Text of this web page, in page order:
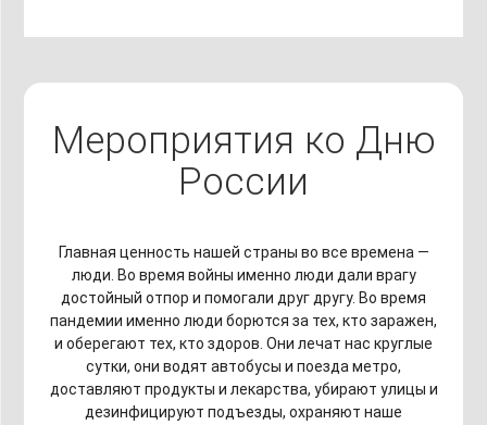
Мероприятия ко Дню
России
Главная ценность нашей страны во все времена —
люди. Во время войны именно люди дали врагу
достойный отпор и помогали друг другу. Во время
пандемии именно люди борются за тех, кто заражен,
и оберегают тех, кто здоров. Они лечат нас круглые
сутки, они водят автобусы и поезда метро,
доставляют продукты и лекарства, убирают улицы и
дезинфицируют подъезды, охраняют наше